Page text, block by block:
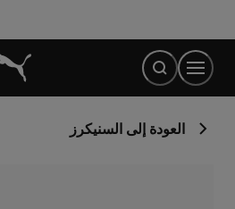
Content
العودة إلى السنيكرز